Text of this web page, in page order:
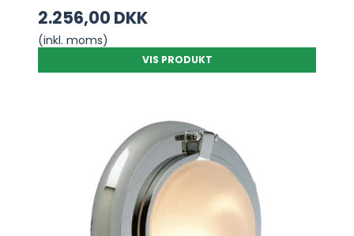
2.256,00 DKK
(inkl. moms)
VIS PRODUKT